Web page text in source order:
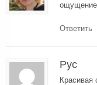
ощущение..
Ответить
Рус
Красивая